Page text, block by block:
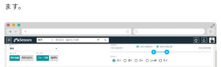
ます。